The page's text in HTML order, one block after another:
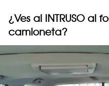
¿Ves al INTRUSO al
camioneta?